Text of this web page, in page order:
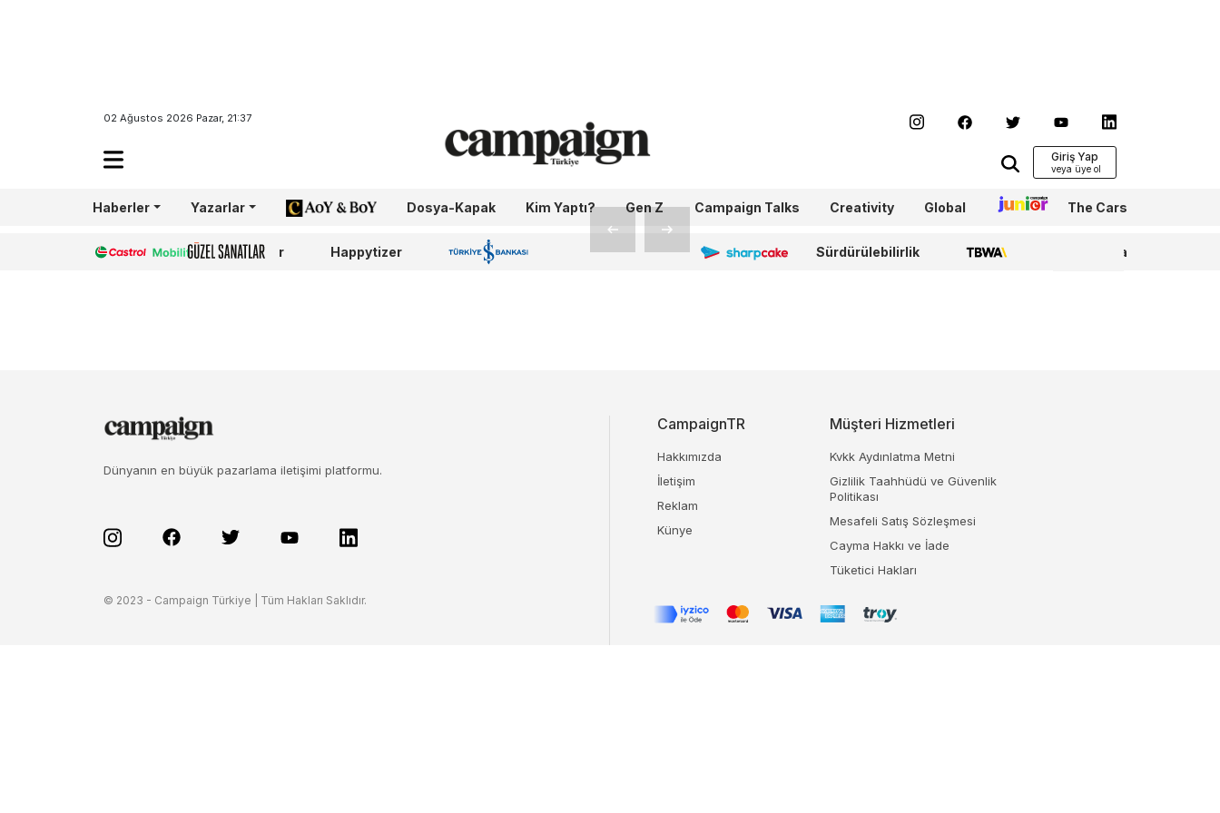
02 Ağustos 2026 Pazar, 21:37
Giriş Yap
Haberler Yazarlar AoY/BoY Dosya-Kapak Kim Yaptı? Gen Z Campaign Talks Creativity Global Junior The Cars
Castrol Güzel Sanatlar Happytizer İş Bankası 100.Yıl OneIngage Sharpcake Sürdürülebilirlik TBWA WPP Media
Yemek seçiminde
diktatörlüğe son
Dünyanın en büyük pazarlama iletişimi platformu.
© 2023 - Campaign Türkiye | Tüm Hakları Saklıdır.
CampaignTR
Hakkımızda
İletişim
Reklam
Künye
Müşteri Hizmetleri
Kvkk Aydınlatma Metni
Gizlilik Taahhüdü ve Güvenlik
Politikası
Mesafeli Satış Sözleşmesi
Cayma Hakkı ve İade
Tüketici Hakları